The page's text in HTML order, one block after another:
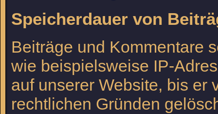
Speicherdauer von
Beiträge und Kommentare
wie beispielsweise IP-
auf unserer Website, bis er
rechtlichen Gründen